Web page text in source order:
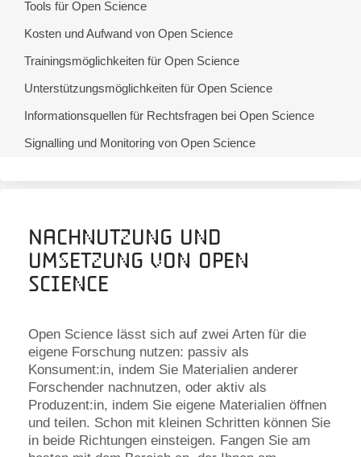
Tools für Open Science
Kosten und Aufwand von Open Science
Trainingsmöglichkeiten für Open Science
Unterstützungsmöglichkeiten für Open Science
Informationsquellen für Rechtsfragen bei Open Science
Signalling und Monitoring von Open Science
Nachnutzung und
Umsetzung von Open
Science
Open Science lässt sich auf zwei Arten für die
eigene Forschung nutzen: passiv als
Konsument:in, indem Sie Materialien anderer
Forschender nachnutzen, oder aktiv als
Produzent:in, indem Sie eigene Materialien öffnen
und teilen. Schon mit kleinen Schritten können Sie
in beide Richtungen einsteigen. Fangen Sie am